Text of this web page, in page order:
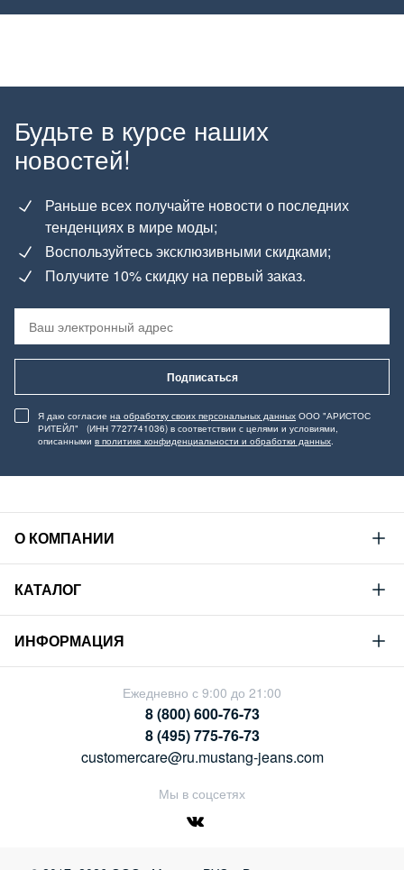
Будьте в курсе наших
новостей!
Раньше всех получайте новости о последних
тенденциях в мире моды;
Воспользуйтесь эксклюзивными скидками;
Получите 10% скидку на первый заказ.
Подписаться
Я даю согласие на обработку своих персональных данных ООО "АРИСТОС
РИТЕЙЛ" (ИНН 7727741036) в соответствии с целями и условиями,
описанными в политике конфиденциальности и обработки данных
О КОМПАНИИ
Mustang
Философия
Устойчивое развитие
Сотрудничество
КАТАЛОГ
Новая коллекция
Гид по мужскому дениму
Гид по женскому дениму
ИНФОРМАЦИЯ
Условия продажи
Политика конфиденциальности
Ежедневно с 9:00 до 21:00
8 (800) 600-76-73
8 (495) 775-76-73
customercare@ru.mustang-jeans.com
Мы в соцсетях